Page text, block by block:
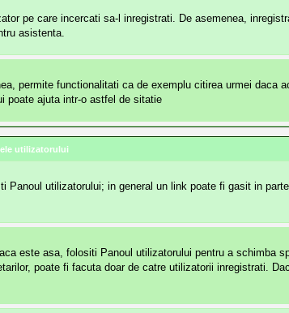
pe care incercati sa-l inregistrati. De asemenea,
asistenta.
permite functionalitati ca de exemplu citirea urmei daca
poate ajuta intr-o astfel de sitatie
utilizatorului
utilizatorului; in general un link poate fi gasit in
este asa, folositi Panoul utilizatorului pentru a schimba
poate fi facuta doar de catre utilizatorii inregistrati.